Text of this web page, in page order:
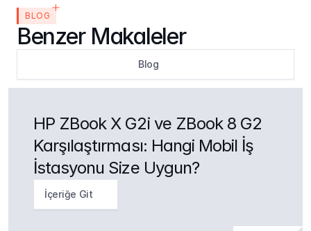
BLOG
Benzer Makaleler
Blog
HP ZBook X G2i ve ZBook 8 G2
Karşılaştırması: Hangi Mobil İş
İstasyonu Size Uygun?
İçeriğe Git